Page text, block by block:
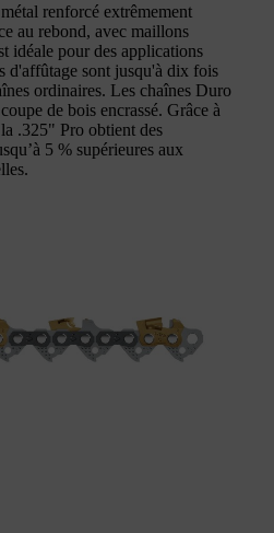
renforcé extrêmement
au rebond, avec maillons
idéale pour des applications
d'affûtage sont jusqu'à dix fois
ordinaires. Les chaînes Duro
de bois encrassé. Grâce à
.325" Pro obtient des
5 % supérieures aux